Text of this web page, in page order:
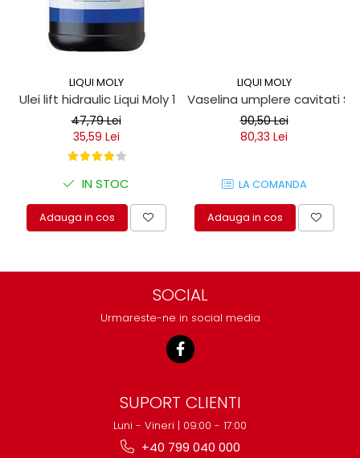
LIQUI MOLY
Ulei lift hidraulic Liqui Moly 1 litru
47,79 Lei
35,59 Lei
IN STOC
Adauga in cos
LIQUI MOLY
Vaselina umplere cavitati
90,50 Lei
80,33 Lei
LA COMANDA
Adauga in cos
SOCIAL
Urmareste-ne in social media
SUPORT CLIENTI
Luni - Vineri | 09:00 - 17:00
+40 799 040 000